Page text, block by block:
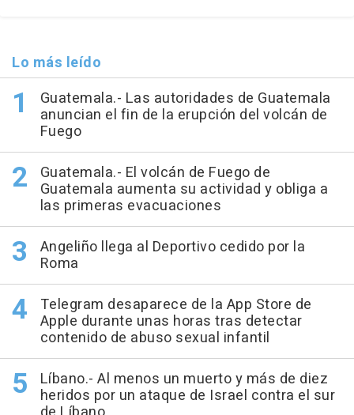
Lo más leído
Guatemala.- Las autoridades de Guatemala
anuncian el fin de la erupción del volcán de
Fuego
Guatemala.- El volcán de Fuego de
Guatemala aumenta su actividad y obliga a
las primeras evacuaciones
Angeliño llega al Deportivo cedido por la
Roma
Telegram desaparece de la App Store de
Apple durante unas horas tras detectar
contenido de abuso sexual infantil
Líbano.- Al menos un muerto y más de diez
heridos por un ataque de Israel contra el sur